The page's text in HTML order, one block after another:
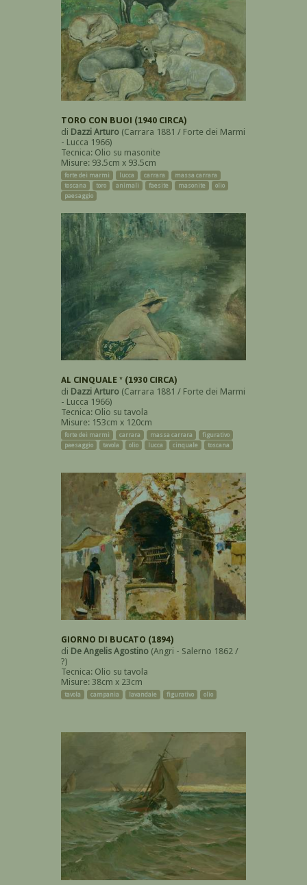
TORO CON BUOI (1940 CIRCA)
di Dazzi Arturo (Carrara 1881 / Forte dei Marmi
- Lucca 1966)
Tecnica: Olio su masonite
Misure: 93.5cm x 93.5cm
forte dei marmi lucca carrara
massa carrara
toscana
toro animali faesite masonite
olio
paesaggio
AL CINQUALE * (1930 CIRCA)
di Dazzi Arturo (Carrara 1881 / Forte dei Marmi
- Lucca 1966)
Tecnica: Olio su tavola
Misure: 153cm x 120cm
forte dei marmi carrara massa carrara
figurativo
paesaggio
tavola olio lucca cinquale toscana
GIORNO DI BUCATO (1894)
di De Angelis Agostino (Angri - Salerno 1862 /
?)
Tecnica: Olio su tavola
Misure: 38cm x 23cm
tavola campania lavandaie figurativo olio